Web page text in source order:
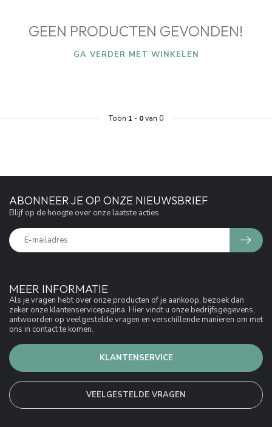
GEEN PRODUCTEN GEVONDEN!
GA VERDER MET WINKELEN
Toon 1 - 0van 0
MEER INFORMATIE
Als je vragen hebt over onze producten of je aankoop, bezoek dan
zeker onze klantenservicepagina. Hier vindt u onze bedrijfsgegevens,
antwoorden op veelgestelde vragen en verschillende manieren om met
ons in contact te komen.
KLANTENSERVICE
VEELGESTELDE VRAGEN
ABONNEER JE OP ONZE NIEUWSBRIEF
Blijf op de hoogte over onze laatste acties